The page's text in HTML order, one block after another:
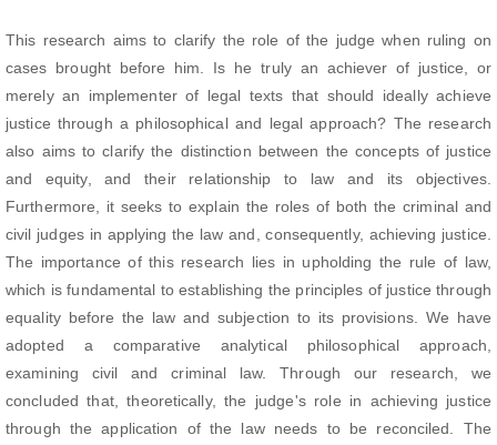
This research aims to clarify the role of the judge when ruling on
cases brought before him. Is he truly an achiever of justice, or
merely an implementer of legal texts that should ideally achieve
justice through a philosophical and legal approach? The research
also aims to clarify the distinction between the concepts of justice
and equity, and their relationship to law and its objectives.
Furthermore, it seeks to explain the roles of both the criminal and
civil judges in applying the law and, consequently, achieving justice.
The importance of this research lies in upholding the rule of law,
which is fundamental to establishing the principles of justice through
equality before the law and subjection to its provisions. We have
adopted a comparative analytical philosophical approach,
examining civil and criminal law. Through our research, we
concluded that, theoretically, the judge's role in achieving justice
through the application of the law needs to be reconciled. The